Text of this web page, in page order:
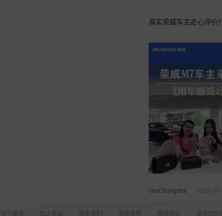
真实荣威车主走心评价
caoChangsha 2026-
关于易车 加入易车 联系我们 法律声明 服务协议 易车国际